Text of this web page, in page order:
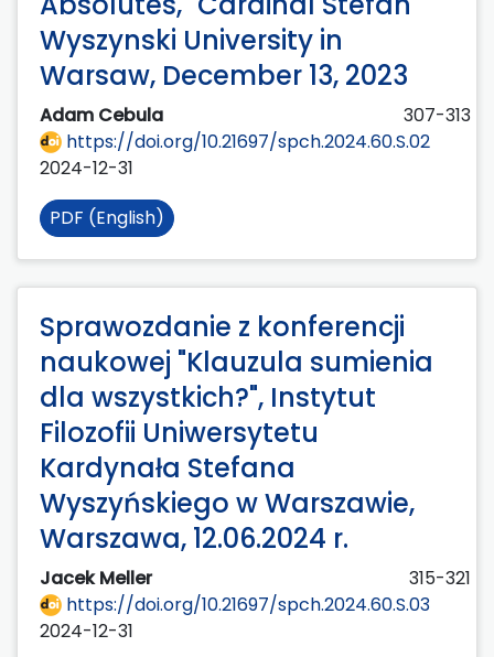
Wyszynski University in
Warsaw, December 13, 2023
Adam Cebula
307-313
https://doi.org/10.21697/spch.2024.60.S.02
2024-12-31
PDF (English)
Sprawozdanie z konferencji
naukowej "Klauzula sumienia
dla wszystkich?", Instytut
Filozofii Uniwersytetu
Kardynała Stefana
Wyszyńskiego w Warszawie,
Warszawa, 12.06.2024 r.
Jacek Meller
315-321
https://doi.org/10.21697/spch.2024.60.S.03
2024-12-31